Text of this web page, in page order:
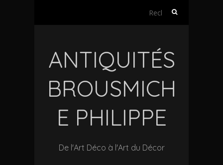
Rechercher :
ANTIQUITÉS
BROUSMICH
E PHILIPPE
De l'Art Déco à l'Art du Décor